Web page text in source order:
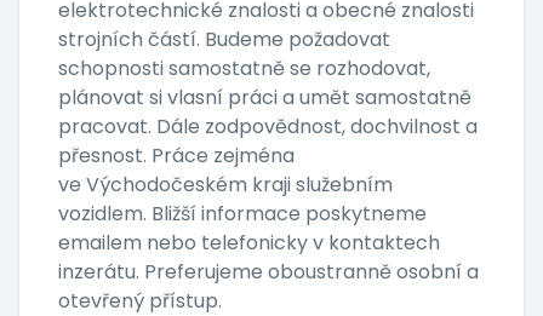
elektrotechnické znalosti a obecné znalosti
strojních částí. Budeme požadovat
schopnosti samostatně se rozhodovat,
plánovat si vlasní práci a umět samostatně
pracovat. Dále zodpovědnost, dochvilnost a
přesnost. Práce zejména
ve Východočeském kraji služebním
vozidlem. Bližší informace poskytneme
emailem nebo telefonicky v kontaktech
inzerátu. Preferujeme oboustranně osobní a
otevřený přístup.